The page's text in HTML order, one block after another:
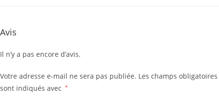
Avis
Il n’y a pas encore d’avis.
Votre adresse e-mail ne sera pas publiée. Les champs obligatoires
sont indiqués avec *